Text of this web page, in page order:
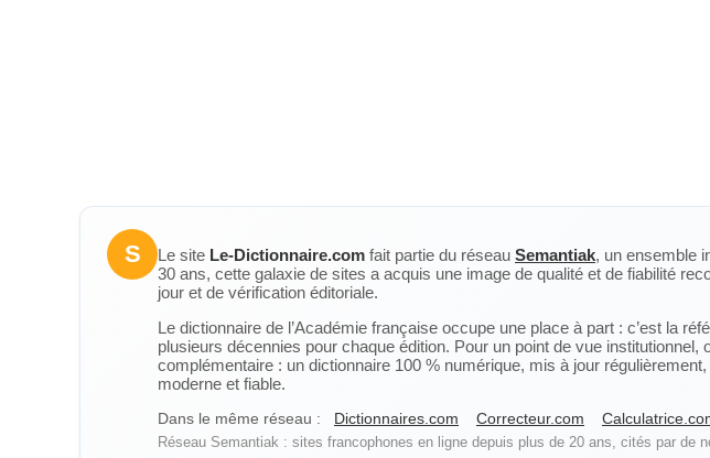
S Le site Le-Dictionnaire.com fait partie du réseau Semantiak, un ensemble
30 ans, cette galaxie de sites a acquis une image de qualité et de fiabilité
jour et de vérification éditoriale.
Le dictionnaire de l’Académie française occupe une place à part : c’est la
plusieurs décennies pour chaque édition. Pour un point de vue institutionnel,
complémentaire : un dictionnaire 100 % numérique, mis à jour
moderne et fiable.
Dans le même réseau : Dictionnaires.com Correcteur.com
Réseau Semantiak : sites francophones en ligne depuis plus de 20 ans, cités par de